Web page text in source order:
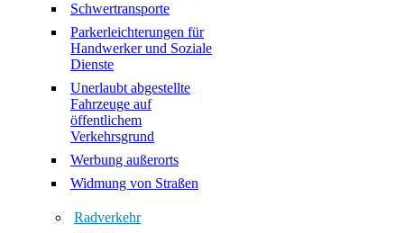
Schwertransporte
Parkerleichterungen für
Handwerker und Soziale
Dienste
Unerlaubt abgestellte
Fahrzeuge auf
öffentlichem
Verkehrsgrund
Werbung außerorts
Widmung von Straßen
Radverkehr